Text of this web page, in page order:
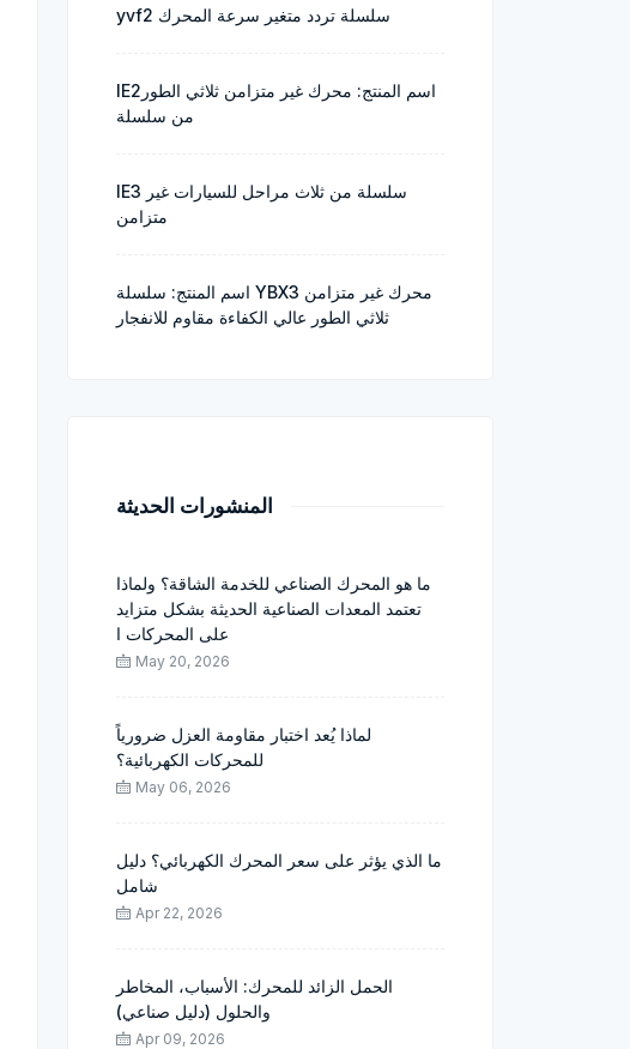
yvf2 سلسلة تردد متغير سرعة المحرك
IE2اسم المنتج: محرك غير متزامن ثلاثي الطور
من سلسلة
IE3 سلسلة من ثلاث مراحل للسيارات غير
متزامن
اسم المنتج: سلسلة YBX3 محرك غير متزامن
ثلاثي الطور عالي الكفاءة مقاوم للانفجار
المنشورات الحديثة
ما هو المحرك الصناعي للخدمة الشاقة؟ ولماذا
تعتمد المعدات الصناعية الحديثة بشكل متزايد
على المحركات ا
May 20, 2026
لماذا يُعد اختبار مقاومة العزل ضرورياً
للمحركات الكهربائية؟
May 06, 2026
ما الذي يؤثر على سعر المحرك الكهربائي؟ دليل
شامل
Apr 22, 2026
الحمل الزائد للمحرك: الأسباب، المخاطر
والحلول (دليل صناعي)
Apr 09, 2026